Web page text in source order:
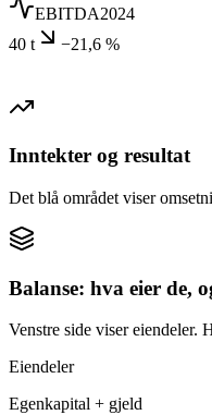
EBITDA2024
40 t
−21,6 %
Inntekter og resultat
Det blå området viser
Balanse: hva eier de,
Venstre side viser eiendeler.
Eiendeler
Egenkapital + gjeld